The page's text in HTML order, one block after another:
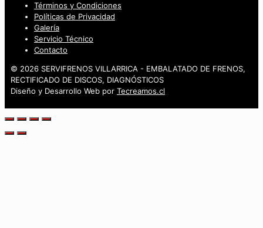
Términos y Condiciones
Políticas de Privacidad
Galería
Servicio Técnico
Contacto
© 2026 SERVIFRENOS VILLARRICA - EMBALATADO DE FRENOS,
RECTIFICADO DE DISCOS, DIAGNÓSTICOS
Diseño y Desarrollo Web por Tecreamos.cl